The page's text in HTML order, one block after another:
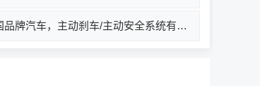
新能源英国品牌汽车，主动刹车/主动安全系统有哪些车推荐？买哪款好？价格多少？